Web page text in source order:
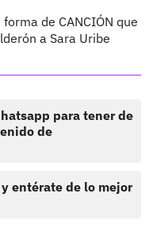
de CANCIÓN que
a Sara Uribe
para tener de
de
entérate de lo mejor